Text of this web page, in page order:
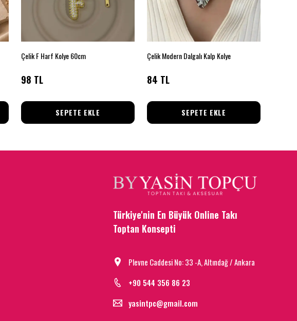
Çelik F Harf Kolye 60cm
98 TL
SEPETE EKLE
Çelik Modern Dalgalı Kalp Kolye
84 TL
SEPETE EKLE
Türkiye'nin En Büyük Online Takı
Toptan Konsepti
Plevne Caddesi No: 33 -A, Altındağ / Ankara
+90 544 356 86 23
yasintpc@gmail.com